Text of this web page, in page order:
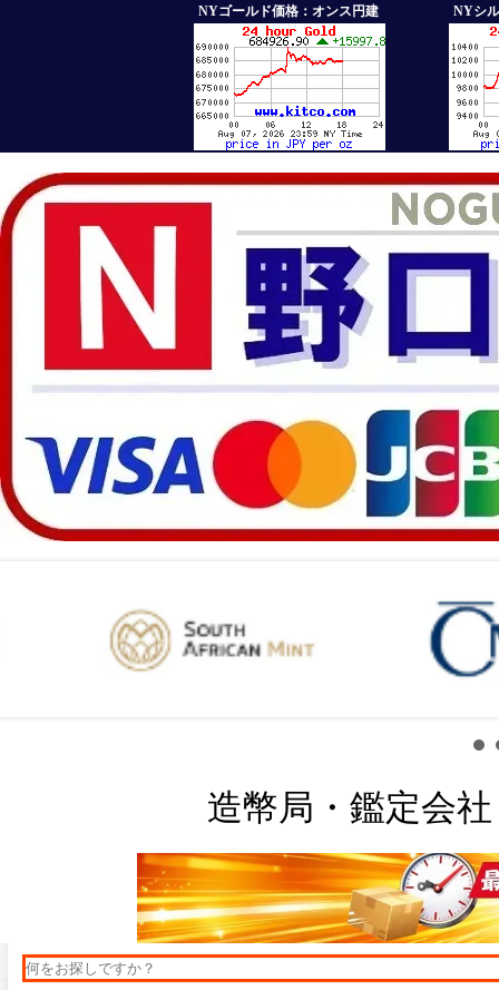
NYゴールド価格：オンス円建 NYシ
造幣局・鑑定会